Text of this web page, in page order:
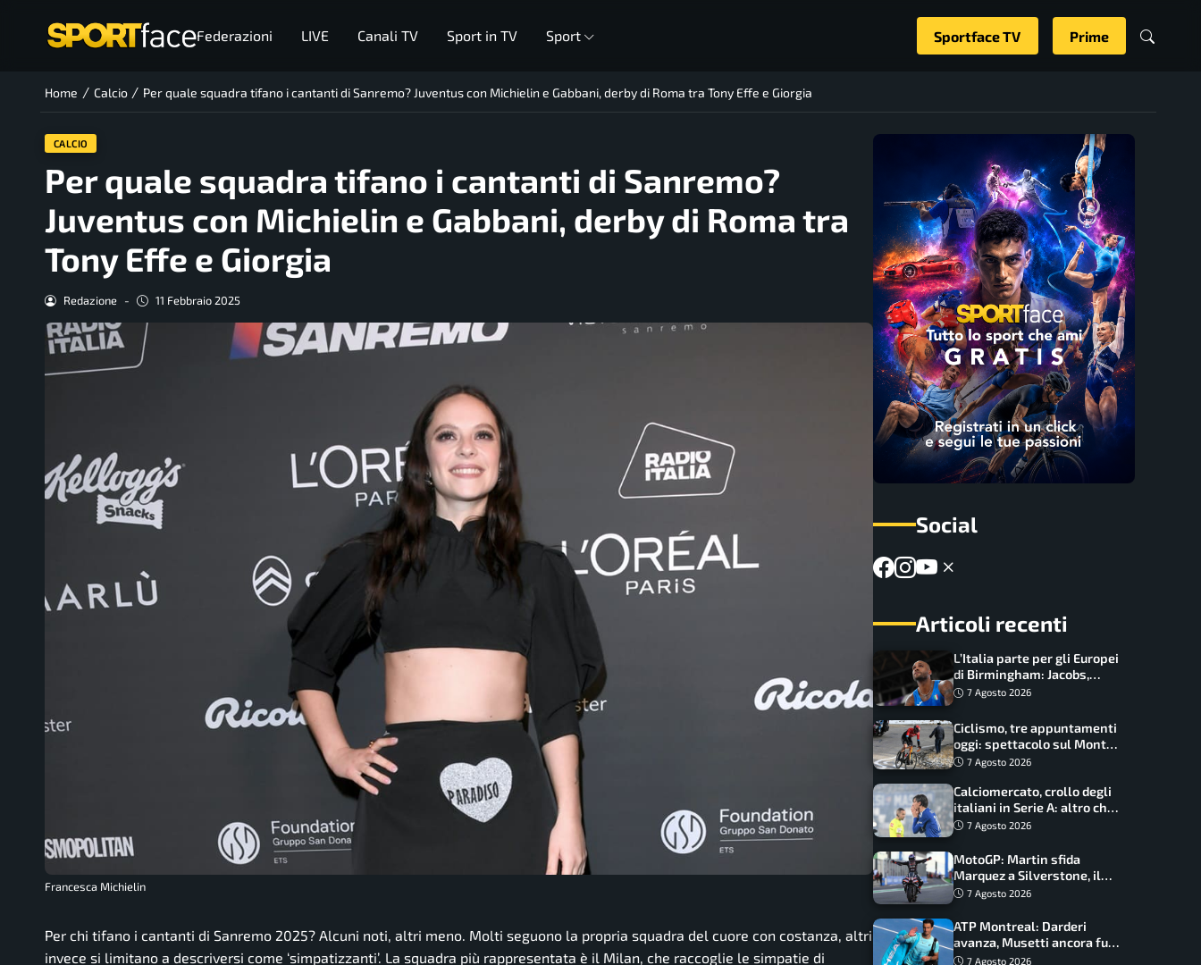
Federazioni LIVE Canali TV Sport in TV Sport Sportface TV Prime
Home / Calcio / Per quale squadra tifano i cantanti di Sanremo? Juventus con Michielin e Gabbani, derby di Roma tra Tony Effe e Giorgia
CALCIO
Per quale squadra tifano i cantanti di Sanremo?
Juventus con Michielin e Gabbani, derby di Roma tra
Tony Effe e Giorgia
Redazione - 11 Febbraio 2025
Francesca Michielin
Per chi tifano i cantanti di Sanremo 2025? Alcuni noti, altri meno. Molti seguono la propria squadra del cuore con costanza, altri
invece si limitano a descriversi come ‘simpatizzanti’. La squadra più rappresentata è il Milan, che raccoglie le simpatie di
Social
Articoli recenti
L’Italia parte per gli Europei
di Birmingham: Jacobs,
Tamberi e Battocletti
guidano una spedizione
record
7 Agosto 2026
Ciclismo, tre appuntamenti
oggi: spettacolo sul Mont
Ventoux, orari e come
7 Agosto 2026
Calciomercato, crollo degli
italiani in Serie A: altro che
svolta dopo il Mondiale
7 Agosto 2026
MotoGP: Martin sfida
Marquez a Silverstone, il
programma e gli orari
7 Agosto 2026
ATP Montreal: Darderi
avanza, Musetti ancora fuori
con Jodar
7 Agosto 2026